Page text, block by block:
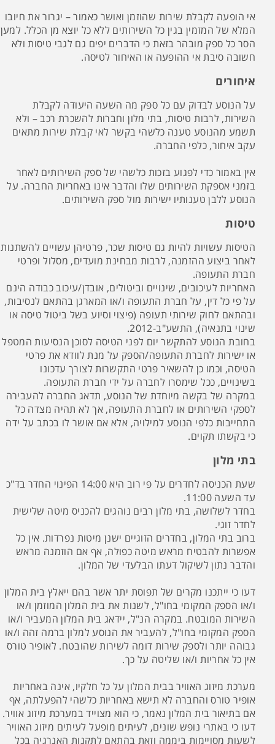
אי הופעה לקבלת שירות שהוזמן ואושר כאמור – יגרור את חיובו
המלא של המזמין בגין כל השירותים ללא כל יוצא מן הכלל. למען
הסר כל ספק מובהר בזאת כי הדברים יפים גם לגבי טיסות ולא
חשובה סיבת אי ההופעה או האיחור לטיסה.
איחורים
על הנוסע לבדוק עם כל ספק מה השעה היעודה לקבלת
השירות, לרבות טיסות, בתי מלון וחברות להשכרת רכב – ולא
תשמע מהנוסע טענה כלשהי בקשר לאי קבלת שירות מתאים
עקב איחור, כלפי החברה.
אין באמור כדי לפגוע בזכות כלשהי של ספק השירותים לאחר
בזמני אספקת השירותים שלו והדבר אינו באחריות החברה. על
הנוסע ללבן טענותיו ישירות מול ספק השירותים.
טיסות
הטיסות עשויות להיות גם טיסות שכר, פרטיהן עשויים להשתנות
לאחר ביצוע ההזמנה, לרבות מבחינת מועדים, מסלול ופרטי
חברת התעופה.
האחריות לעיכובים, שינויים וביטולים, אובדן/עיכוב כבודה הינם
על פי כל דין, על חברת התעופה ו/או המארגן בהתאם לנסיבות,
ובהתאם לחוק שירותי תעופה (פיצוי וסיוע בשל ביטול טיסה או
שינוי בתנאיה), התשע"ב-2012.
בחובת הנוסע להתקשר יום לפני הטיסה לסוכן הנסיעות המטפל
או ישירות לחברת התעופה/הספק על מנת לוודא את פרטי
הטיסה, וכמו כן להשאיר פרטי התקשרות לצורך עדכונו
בשינויים, ככל שימסרו לחברה על ידי חברת התעופה.
במקרה של בקשה מיוחדת של הנוסע, תדאג החברה להעבירה
לספקי השירותים או לחברת התעופה, אך לא תהיה מצדה כל
התחייבות כלפי הנוסע למילויה, אלא אם אושר לו בכתב על ידה
כי בקשתו תקוים.
בתי מלון
שעת הכניסה לחדרים על פי רוב היא 14:00 הפינוי החדר בד"כ
עד השעה 11:00.
בחדר לשלושה, בתי מלון רבים נוהגים להכניס מיטה שלישית
לחדר זוגי.
ברוב בתי המלון, בחדרים הזוגיים ישנן מיטות נפרדות. אין כל
אפשרות להבטיח מראש מיטה כפולה, אף אם הוזמנה מראש
והדבר נתון לשיקול דעתו הבלעדי של המלון.
דעו כי ייתכנו מקרים של תפוסת יתר אשר בהם ייאלץ בית המלון
ו/או הספק המקומי בחו"ל, לשנות את בית המלון המוזמן ו/או
השירות המובטח. במקרה הנ"ל, יידאג בית המלון המעביר ו/או
הספק המקומי בחו"ל, להעביר את הנוסע למלון ברמה זהה ו/או
גבוהה יותר ולספק שירות דומה לשירות שהובטח. לאופיר טורס
אין כל אחריות ו/או שליטה על כך.
מערכת מיזוג האוויר בבית המלון על כל חלקיו, אינה באחריות
אופיר טורס והחברה לא תישא באחריות כלשהי להפעלתה, אף
אם בתיאור בית המלון נאמר, כי הוא מצוייד במערכת מיזוג אוויר.
דעו כי באתרי נופש שונים, לעיתים מופעל לעיתים מיזוג האוויר
לשעות מסויימות ביממה וזאת בהתאם לתקנות האנרגיה בכל